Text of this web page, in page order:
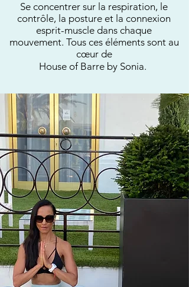
Se concentrer sur la respiration, le
contrôle, la posture et la connexion
esprit-muscle dans chaque
mouvement. Tous ces éléments sont au
cœur de
House of Barre by Sonia.